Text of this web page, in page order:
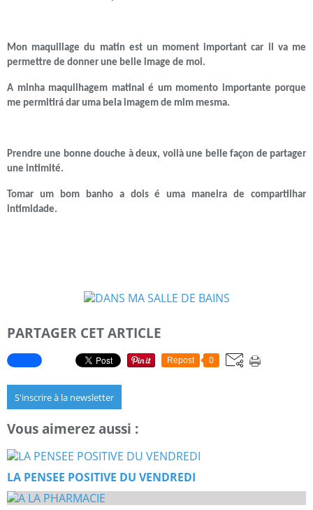
Mon maquillage du matin est un moment important car il va me
permettre de donner une belle image de moi.
A minha maquilhagem matinal é um momento importante porque
me permitirá dar uma bela imagem de mim mesma.
Prendre une bonne douche à deux, voilà une belle façon de partager
une intimité.
Tomar um bom banho a dois é uma maneira de compartilhar
intimidade.
PARTAGER CET ARTICLE
Repost 0
S'inscrire à la newsletter
Vous aimerez aussi :
LA PENSEE POSITIVE DU VENDREDI